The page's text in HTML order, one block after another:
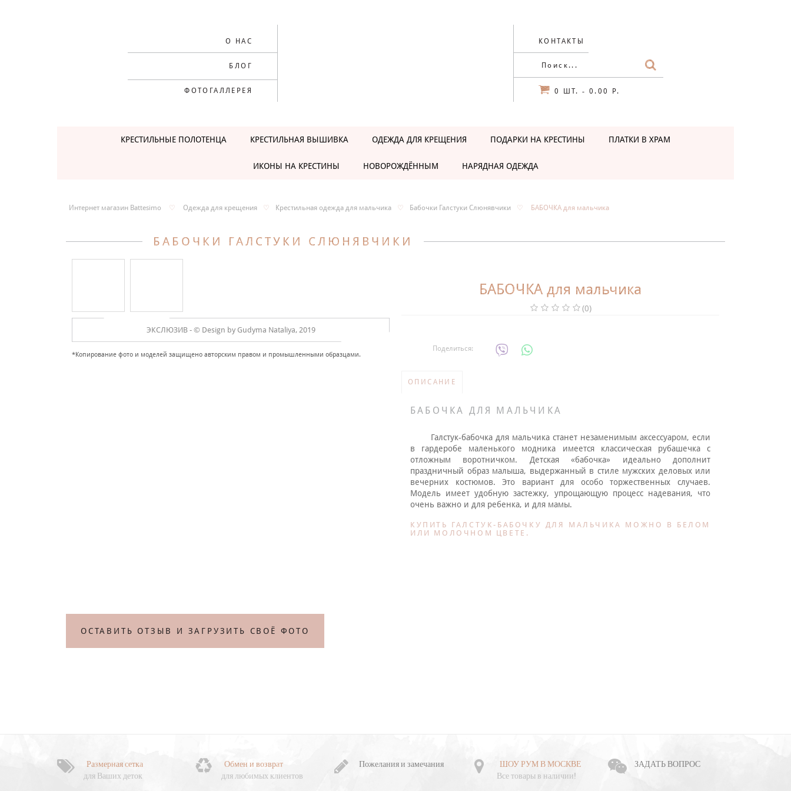
О НАС
БЛОГ
ФОТОГАЛЛЕРЕЯ
КОНТАКТЫ
0 ШТ. - 0.00 Р.
КРЕСТИЛЬНЫЕ ПОЛОТЕНЦА КРЕСТИЛЬНАЯ ВЫШИВКА ОДЕЖДА ДЛЯ КРЕЩЕНИЯ ПОДАРКИ НА КРЕСТИНЫ ПЛАТКИ В ХРАМ
ИКОНЫ НА КРЕСТИНЫ НОВОРОЖДЁННЫМ НАРЯДНАЯ ОДЕЖДА
Интернет магазин Battesimo ♡ Одежда для крещения ♡ Крестильная одежда для мальчика ♡ Бабочки Галстуки Слюнявчики ♡ БАБОЧКА для мальчика
БАБОЧКИ ГАЛСТУКИ СЛЮНЯВЧИКИ
ЭКСЛЮЗИВ - © Design by Gudyma Nataliya, 2019
*Копирование фото и моделей защищено авторским правом и промышленными образцами.
БАБОЧКА для мальчика
(0)
Поделиться:
ОПИСАНИЕ
БАБОЧКА ДЛЯ МАЛЬЧИКА
Галстук-бабочка для мальчика станет незаменимым аксессуаром, если
в гардеробе маленького модника имеется классическая рубашечка с
отложным воротничком. Детская «бабочка» идеально дополнит
праздничный образ малыша, выдержанный в стиле мужских деловых или
вечерних костюмов. Это вариант для особо торжественных случаев.
Модель имеет удобную застежку, упрощающуюпроцесс надевания, что
очень важно и для ребенка, и для мамы.
КУПИТЬ ГАЛСТУК-БАБОЧКУ ДЛЯ МАЛЬЧИКА МОЖНО В БЕЛОМ
ИЛИ МОЛОЧНОМ ЦВЕТЕ.
ОСТАВИТЬ ОТЗЫВ И ЗАГРУЗИТЬ СВОЁ ФОТО
Размерная сетка
для Ваших деток
Обмен и возврат
для любимых клиентов
Пожелания и замечания
ШОУ РУМ В МОСКВЕ
Все товары в наличии!
ЗАДАТЬ ВОПРОС